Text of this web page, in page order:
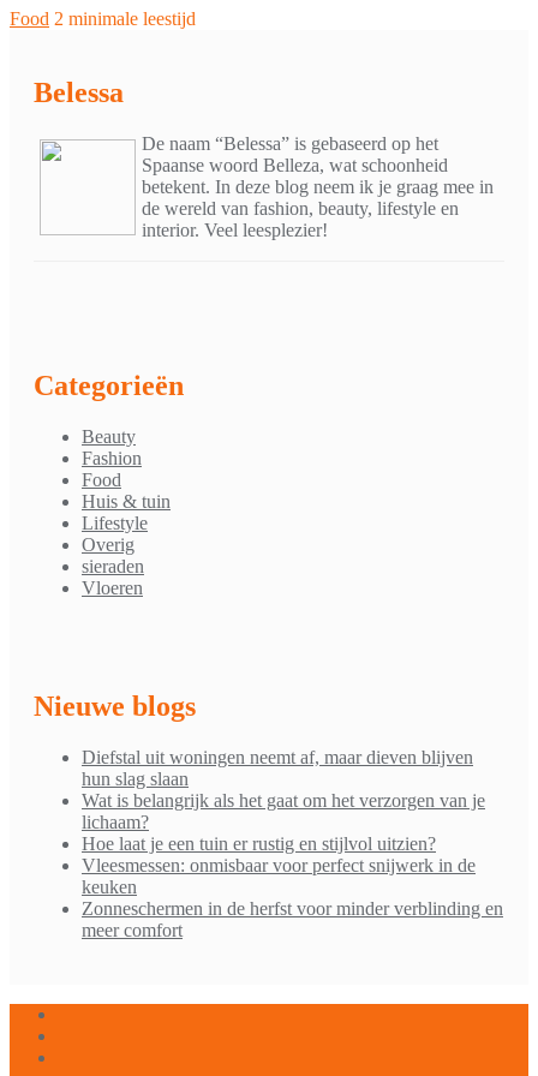
Food 2 minimale leestijd
Belessa
De naam “Belessa” is gebaseerd op het
Spaanse woord Belleza, wat schoonheid
betekent. In deze blog neem ik je graag mee in
de wereld van fashion, beauty, lifestyle en
interior. Veel leesplezier!
Categorieën
Beauty
Fashion
Food
Huis & tuin
Lifestyle
Overig
sieraden
Vloeren
Nieuwe blogs
Diefstal uit woningen neemt af, maar dieven blijven
hun slag slaan
Wat is belangrijk als het gaat om het verzorgen van je
lichaam?
Hoe laat je een tuin er rustig en stijlvol uitzien?
Vleesmessen: onmisbaar voor perfect snijwerk in de
keuken
Zonneschermen in de herfst voor minder verblinding en
meer comfort